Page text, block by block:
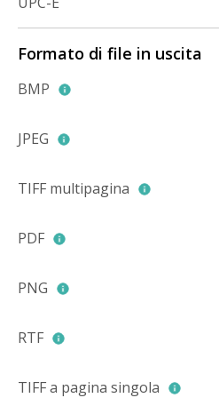
Formato di file in uscita
BMP
JPEG
TIFF multipagina
PDF
PNG
RTF
TIFF a pagina singola